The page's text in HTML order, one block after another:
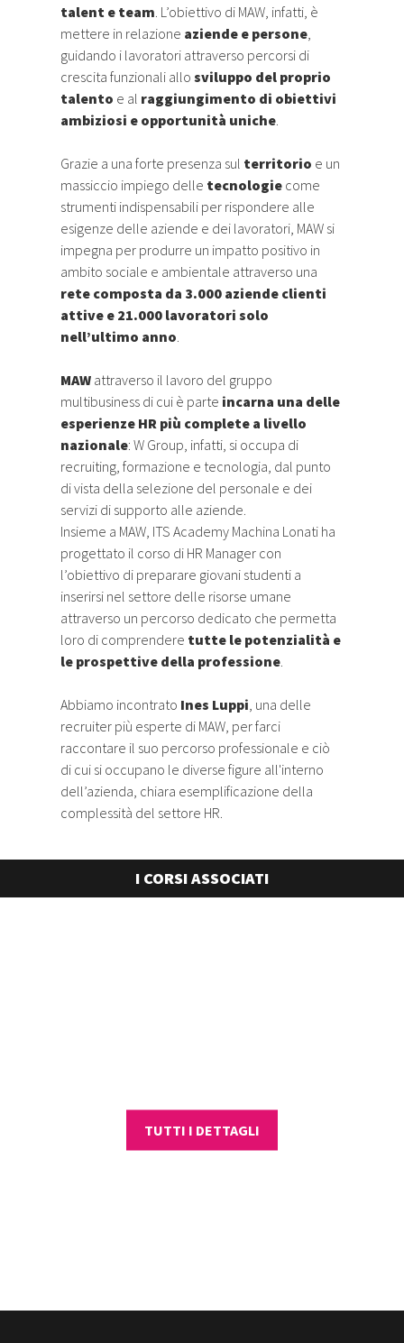
talent e team. L’obiettivo di MAW, infatti, è
mettere in relazione aziende e persone,
guidando i lavoratori attraverso percorsi di
crescita funzionali allosviluppo del proprio
talento e al raggiungimento di obiettivi
ambiziosi e opportunità uniche.
Grazie a una forte presenza sul territorio e un
massiccio impiego delle tecnologie come
strumenti indispensabili per rispondere alle
esigenze delle aziende e dei lavoratori, MAW si
impegna per produrre un impatto positivo in
ambito sociale e ambientale attraverso una
rete composta da 3.000 aziende clienti
attive e 21.000 lavoratori solo
nell’ultimo anno.
MAW attraverso il lavoro del gruppo
multibusiness di cui è parte incarna una delle
esperienze HR più complete a livello
nazionale: W Group, infatti, si occupa di
recruiting, formazione e tecnologia, dal punto
di vista della selezione del personale e dei
servizi di supporto alle aziende.
Insieme a MAW, ITS Academy Machina Lonati ha
progettato il corso di HR Manager con
l’obiettivo di preparare giovani studenti a
inserirsi nel settore delle risorse umane
attraverso un percorso dedicato che permetta
loro di comprendere tutte le potenzialità e
le prospettive della professione.
Abbiamo incontrato Ines Luppi, una delle
recruiter più esperte di MAW, per farci
raccontare il suo percorso professionale e ciò
di cui si occupano le diverse figure all'interno
dell’azienda, chiara esemplificazione della
complessità del settore HR.
I CORSI ASSOCIATI
TUTTI I DETTAGLI